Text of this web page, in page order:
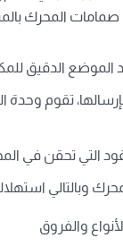
المحرك
الموضع الدقيق
تقوم وحدة
التي تحقن في
وبالتالي
والفروق